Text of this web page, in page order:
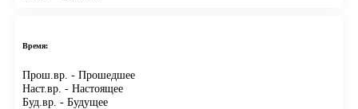
Время:
Прош.вр. - Прошедшее
Наст.вр. - Настоящее
Буд.вр. - Будущее